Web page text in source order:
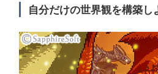
自分だけの世界観を構築し